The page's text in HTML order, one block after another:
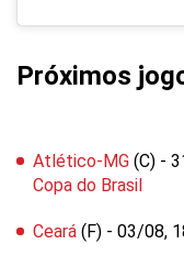
Próximos
Atlético-MG (C) -
Copa do Brasil
Ceará (F) - 03/08,